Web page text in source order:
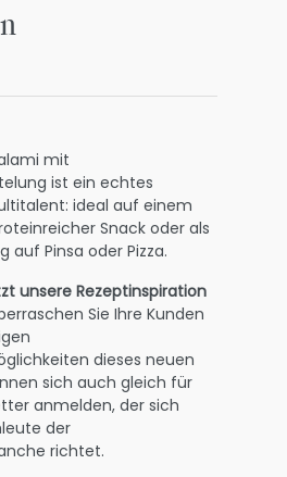
mit
ist ein echtes
ideal auf einem
Snack oder als
auf Pinsa oder Pizza.
unsere Rezeptinspiration
Sie Ihre Kunden
dieses neuen
sich auch gleich für
anmelden, der sich
der
richtet.